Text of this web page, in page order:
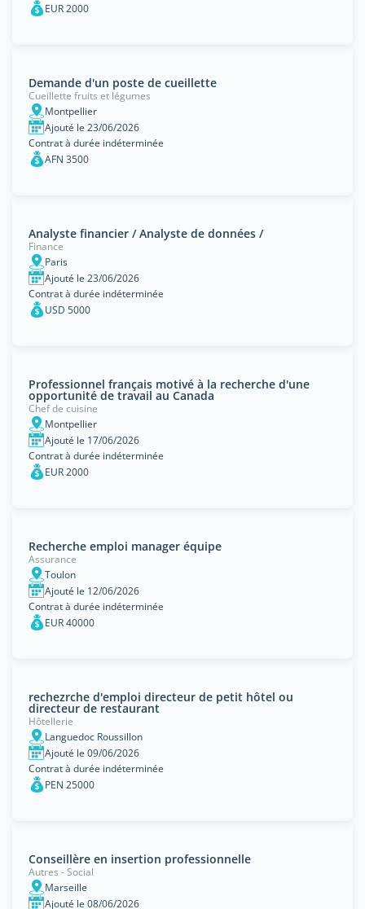
EUR 2000
Demande d'un poste de cueillette
Cueillette fruits et légumes
Montpellier
Ajouté le 23/06/2026
Contrat à durée indéterminée
AFN 3500
Analyste financier / Analyste de données /
Finance
Paris
Ajouté le 23/06/2026
Contrat à durée indéterminée
USD 5000
Professionnel français motivé à la recherche d'une
opportunité de travail au Canada
Chef de cuisine
Montpellier
Ajouté le 17/06/2026
Contrat à durée indéterminée
EUR 2000
Recherche emploi manager équipe
Assurance
Toulon
Ajouté le 12/06/2026
Contrat à durée indéterminée
EUR 40000
rechezrche d'emploi directeur de petit hôtel ou
directeur de restaurant
Hôtellerie
Languedoc Roussillon
Ajouté le 09/06/2026
Contrat à durée indéterminée
PEN 25000
Conseillère en insertion professionnelle
Autres - Social
Marseille
Ajouté le 08/06/2026